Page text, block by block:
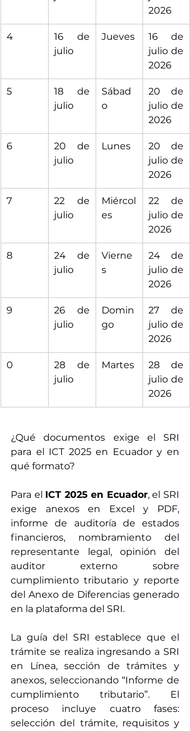
2026
4
16 de
julio
Jueves
16 de
julio de
2026
5
18 de
julio
Sábad
o
20 de
julio de
2026
6
20 de
julio
Lunes
20 de
julio de
2026
7
22 de
julio
Miércol
es
22 de
julio de
2026
8
24 de
julio
Vierne
s
24 de
julio de
2026
9
26 de
julio
Domin
go
27 de
julio de
2026
0
28 de
julio
Martes
28 de
julio de
2026
¿Qué documentos exige el SRI
para el ICT 2025 en Ecuador y en
qué formato?
Para el ICT 2025 en Ecuador, el SRI
exige anexos en Excel y PDF,
informe de auditoría de estados
financieros, nombramiento del
representante legal, opinión del
auditor externo sobre
cumplimiento tributario y reporte
del Anexo de Diferencias generado
en la plataforma del SRI.
La guía del SRI establece que el
trámite se realiza ingresando a SRI
en Línea, sección de trámites y
anexos, seleccionando “Informe de
cumplimiento tributario”. El
proceso incluye cuatro fases:
selección del trámite, requisitos y